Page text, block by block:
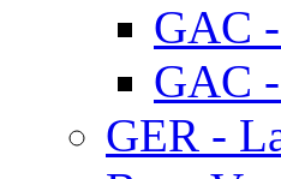
GAC
GAC
GER -